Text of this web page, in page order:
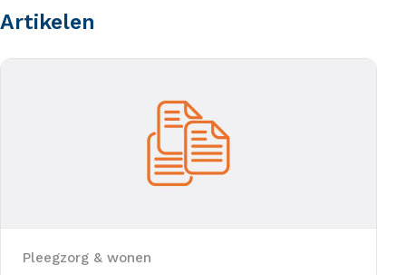
Artikelen
Pleegzorg & wonen